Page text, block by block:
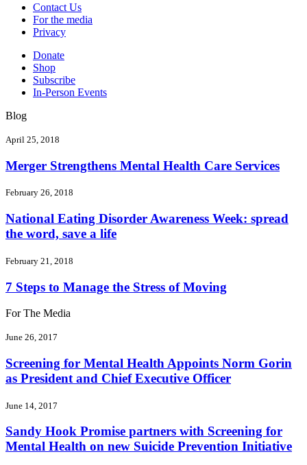
Contact Us
For the media
Privacy
Donate
Shop
Subscribe
In-Person Events
Blog
April 25, 2018
Merger Strengthens Mental Health Care Services
February 26, 2018
National Eating Disorder Awareness Week: spread
the word, save a life
February 21, 2018
7 Steps to Manage the Stress of Moving
For The Media
June 26, 2017
Screening for Mental Health Appoints Norm Gorin
as President and Chief Executive Officer
June 14, 2017
Sandy Hook Promise partners with Screening for
Mental Health on new Suicide Prevention Initiative